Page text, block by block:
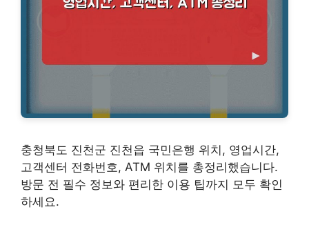
충청북도 진천군 진천읍 국민은행 위치, 영업시간,
고객센터 전화번호, ATM 위치를 총정리했습니다.
방문 전 필수 정보와 편리한 이용 팁까지 모두 확인
하세요.